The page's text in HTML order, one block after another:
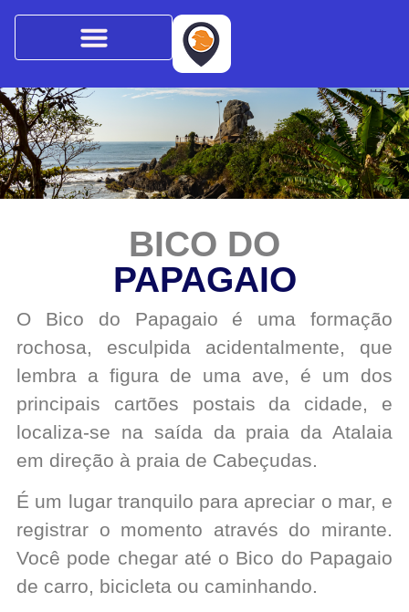
BICO DO
PAPAGAIO
O Bico do Papagaio é uma formação
rochosa, esculpida acidentalmente, que
lembra a figura de uma ave, é um dos
principais cartões postais da cidade, e
localiza-se na saída da praia da Atalaia
em direção à praia de Cabeçudas.
É um lugar tranquilo para apreciar o mar, e
registrar o momento através do mirante.
Você pode chegar até o Bico do Papagaio
de carro, bicicleta ou caminhando.